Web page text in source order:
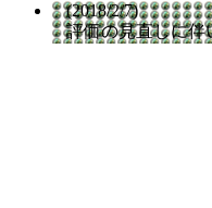
(2018/2/7)
評価の見直しに伴